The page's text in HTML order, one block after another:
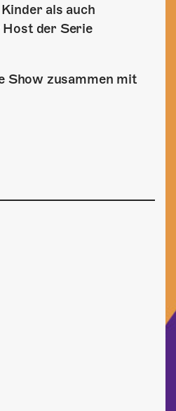
als auch
der Serie
Show zusammen mit